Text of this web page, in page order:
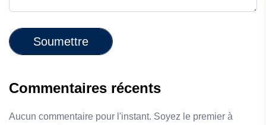
Soumettre
Commentaires récents
Aucun commentaire pour l'instant. Soyez le premier à